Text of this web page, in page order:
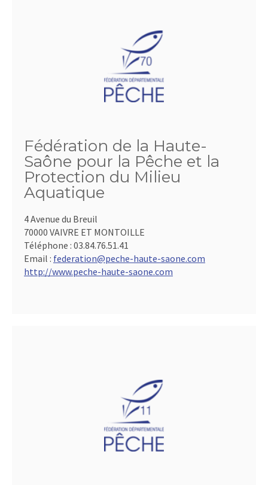
Fédération de la Haute-
Saône pour la Pêche et la
Protection du Milieu
Aquatique
4 Avenue du Breuil
70000 VAIVRE ET MONTOILLE
Téléphone : 03.84.76.51.41
Email : federation@peche-haute-saone.com
http://www.peche-haute-saone.com